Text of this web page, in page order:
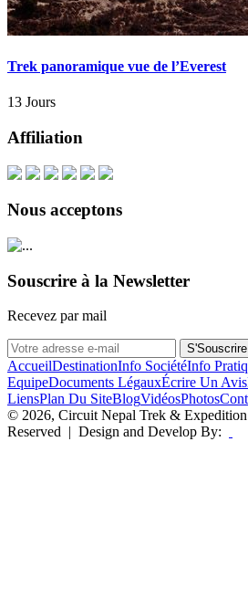
Trek panoramique vue de l’Everest
13 Jours
Affiliation
Nous acceptons
Souscrire à la Newsletter
Recevez par mail
S'Souscrire
AccueilDestinationInfo SociétéInfo
EquipeDocuments LégauxÉcrire Un Avis
LiensPlan Du SiteBlogVidéosPhotos
© 2026, Circuit Nepal Trek &
Reserved | Design and Develop By: